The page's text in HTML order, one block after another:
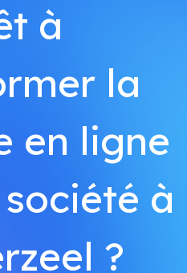
à
la
en ligne
à
?